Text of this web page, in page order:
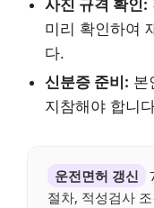
사진 규격 확인:
미리 확인하여
다.
신분증 준비: 본
지참해야 합니
운전면허 갱신
절차, 적성검사